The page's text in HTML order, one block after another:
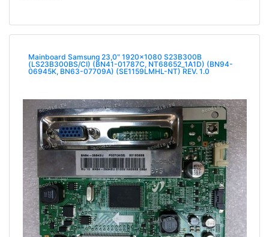
Mainboard Samsung 23,0" 1920x1080 S23B300B
(LS23B300BS/CI) (BN41-01787C, NT68652_1A1D) (BN94-
06945K, BN63-07709A) (SE1159LMHL-NT) REV. 1.0